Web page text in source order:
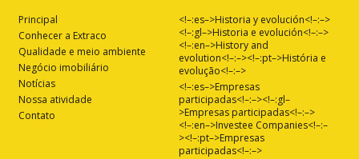
Principal
Conhecer a Extraco
Qualidade e meio ambiente
Negócio imobiliário
Notícias
Nossa atividade
Contato
<!–:es–>Historia y evolución<!–:–>
<!–:gl–>Historia e evolución<!–:–>
<!–:en–>History and
evolution<!–:–><!–:pt–>História e
evolução<!–:–>
<!–:es–>Empresas
participadas<!–:–><!–:gl–
>Empresas participadas<!–:–>
<!–:en–>Investee Companies<!–:–
><!–:pt–>Empresas
participadas<!–:–>